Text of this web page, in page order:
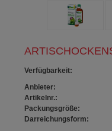
Verfügbarkeit:
Anbieter:
Artikelnr.:
Packungsgröße:
Darreichungsform: